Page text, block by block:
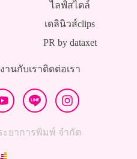
ไลฟ์สไตล์
เดลินิวส์clips
PR by dataxet
านกับเราติดต่อเรา
ยาการพิมพ์ จำกัด